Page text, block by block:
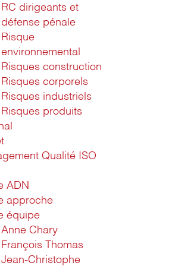
RC dirigeants et
défense pénale
Risque
environnemental
Risques construction
Risques corporels
Risques industriels
Risques produits
Qualité ISO
ADN
approche
équipe
Anne Chary
François Thomas
Jean-Christophe